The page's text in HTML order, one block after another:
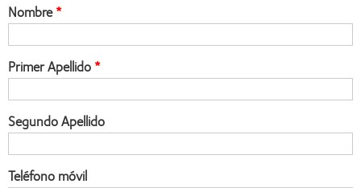
Nombre
Primer Apellido
Segundo Apellido
Teléfono móvil